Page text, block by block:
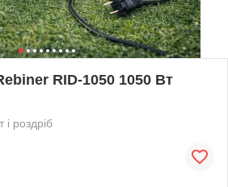
RID-1050 1050 Вт
і роздріб